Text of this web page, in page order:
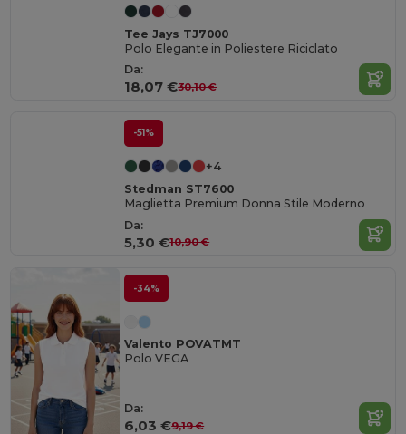
Tee Jays TJ7000
Polo Elegante in Poliestere Riciclato
Da:
18,07 €30,10 €
-51%
+4
Stedman ST7600
Maglietta Premium Donna Stile Moderno
Da:
5,30 €10,90 €
-34%
Valento POVATMT
Polo VEGA
Da:
6,03 €9,19 €